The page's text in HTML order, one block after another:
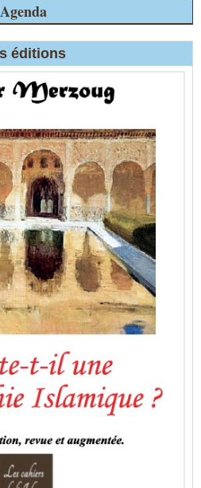
Agenda
éditions